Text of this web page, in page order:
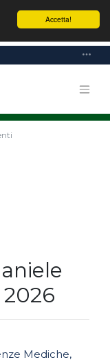
Accetta!
Mediche,